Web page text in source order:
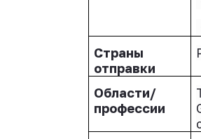
Страны
отправки
Области/
профессии